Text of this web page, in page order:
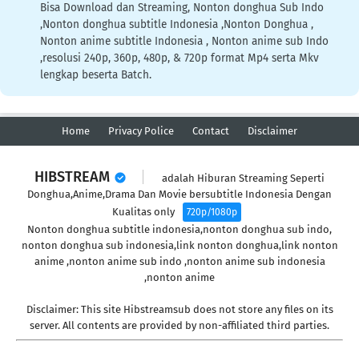
Bisa Download dan Streaming, Nonton donghua Sub Indo
,Nonton donghua subtitle Indonesia ,Nonton Donghua ,
Nonton anime subtitle Indonesia , Nonton anime sub Indo
,resolusi 240p, 360p, 480p, & 720p format Mp4 serta Mkv
lengkap beserta Batch.
Home Privacy Police Contact Disclaimer
HIBSTREAM
adalah Hiburan Streaming Seperti
Donghua,Anime,Drama Dan Movie bersubtitle Indonesia Dengan
Kualitas only
720p/1080p
Nonton donghua subtitle indonesia,nonton donghua sub indo,
nonton donghua sub indonesia,link nonton donghua,link nonton
anime ,nonton anime sub indo ,nonton anime sub indonesia
,nonton anime
Disclaimer: This site Hibstreamsub does not store any files on its
server. All contents are provided by non-affiliated third parties.